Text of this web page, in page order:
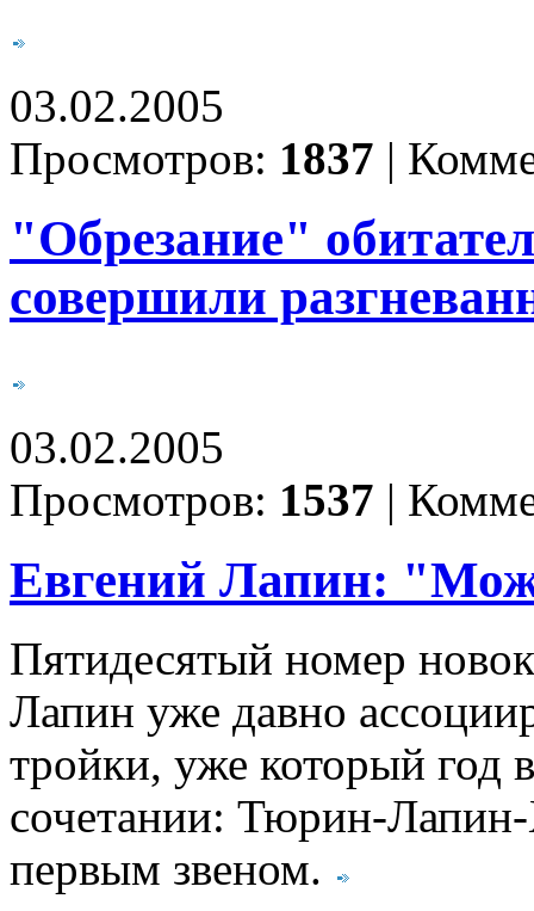
03.02.2005
Просмотров: 1837 |
"Обрезание"
совершили
03.02.2005
Просмотров: 1537 |
Евгений Лапин:
Пятидесятый номер
Лапин уже давно
тройки, уже который год
сочетании: Тюрин-
первым звеном.